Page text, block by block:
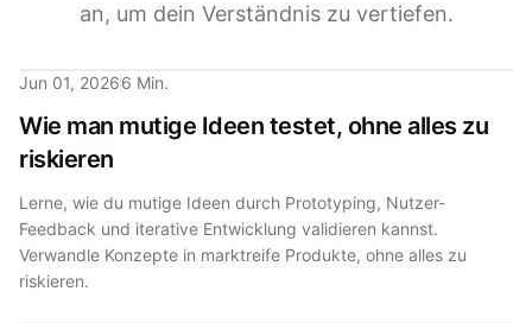
an, um dein Verständnis zu vertiefen.
Jun 01, 20266 Min.
Wie man mutige Ideen testet, ohne alles zu
riskieren
Lerne, wie du mutige Ideen durch Prototyping, Nutzer-
Feedback und iterative Entwicklung validieren kannst.
Verwandle Konzepte in marktreife Produkte, ohne alles zu
riskieren.